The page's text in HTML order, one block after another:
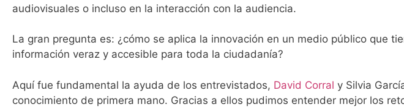
audiovisuales o incluso en la interacción con la audiencia.
La gran pregunta es: ¿cómo se aplica la innovación en un medio público que
información veraz y accesible para toda la ciudadanía?
Aquí fue fundamental la ayuda de los entrevistados, David Corral y Silvia
conocimiento de primera mano. Gracias a ellos pudimos entender mejor los